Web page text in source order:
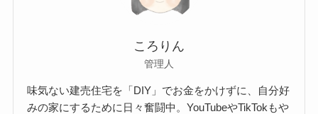
ころりん
管理人
味気ない建売住宅を「DIY」でお金をかけずに、自分好
みの家にするために日々奮闘中。YouTubeやTikTokもや